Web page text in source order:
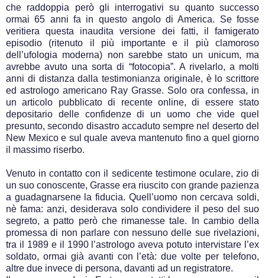
che raddoppia però gli interrogativi su quanto successo
ormai 65 anni fa in questo angolo di America. Se fosse
veritiera questa inaudita versione dei fatti, il famigerato
episodio (ritenuto il più importante e il più clamoroso
dell’ufologia moderna) non sarebbe stato un unicum, ma
avrebbe avuto una sorta di “fotocopia”. A rivelarlo, a molti
anni di distanza dalla testimonianza originale, è lo scrittore
ed astrologo americano Ray Grasse. Solo ora confessa, in
un articolo pubblicato di recente online, di essere stato
depositario delle confidenze di un uomo che vide quel
presunto, secondo disastro accaduto sempre nel deserto del
New Mexico e sul quale aveva mantenuto fino a quel giorno
il massimo riserbo.
Venuto in contatto con il sedicente testimone oculare, zio di
un suo conoscente, Grasse era riuscito con grande pazienza
a guadagnarsene la fiducia. Quell’uomo non cercava soldi,
nè fama: anzi, desiderava solo condividere il peso del suo
segreto, a patto però che rimanesse tale. In cambio della
promessa di non parlare con nessuno delle sue rivelazioni,
tra il 1989 e il 1990 l’astrologo aveva potuto intervistare l’ex
soldato, ormai già avanti con l’età: due volte per telefono,
altre due invece di persona, davanti ad un registratore.